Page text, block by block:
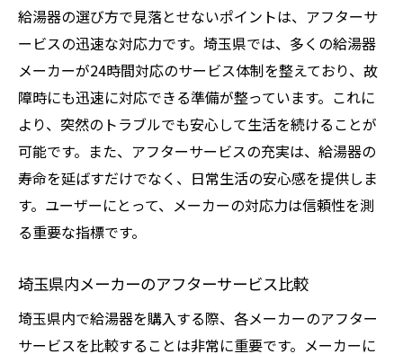
給湯器の選び方で見落とせないポイントは、アフターサ
ービスの迅速な対応力です。埼玉県では、多くの給湯器
メーカーが24時間対応のサービス体制を整えており、故
障時にも迅速に対応できる準備が整っています。これに
より、突然のトラブルでも安心して生活を続けることが
可能です。また、アフターサービスの充実は、給湯器の
寿命を延ばすだけでなく、日常生活の安心感を提供しま
す。ユーザーにとって、メーカーの対応力は信頼性を測
る重要な指標です。
埼玉県内メーカーのアフターサービス比較
埼玉県内で給湯器を購入する際、各メーカーのアフター
サービスを比較することは非常に重要です。メーカーに